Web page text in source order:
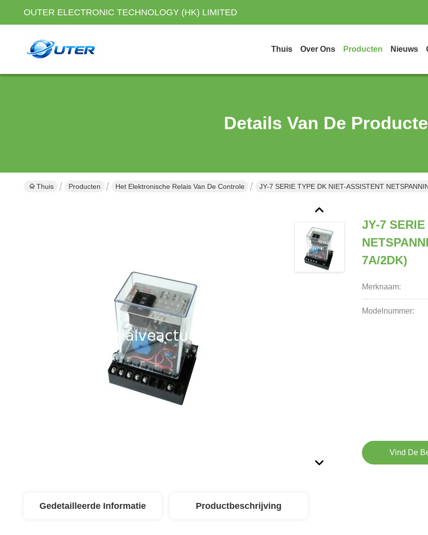
OUTER ELECTRONIC TECHNOLOGY (HK) LIMITED
Thuis Over Ons Producten Nieuws
Details Van De
Thuis Producten Het Elektronische Relais Van De Controle JY-7 SERIE TYPE DK NIET-ASSISTENT
JY-7
7A/2DK)
Merknaam:
Modelnummer:
Vind De
Gedetailleerde Informatie Productbeschrijving